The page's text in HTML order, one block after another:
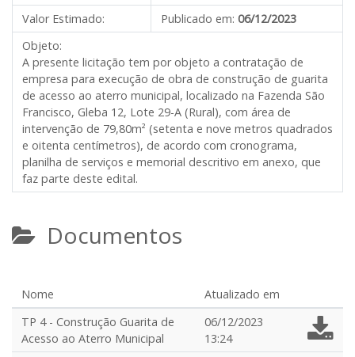
Valor Estimado: Publicado em: 06/12/2023
Objeto:
A presente licitação tem por objeto a contratação de
empresa para execução de obra de construção de guarita
de acesso ao aterro municipal, localizado na Fazenda São
Francisco, Gleba 12, Lote 29-A (Rural), com área de
intervenção de 79,80m² (setenta e nove metros quadrados
e oitenta centímetros), de acordo com cronograma,
planilha de serviços e memorial descritivo em anexo, que
faz parte deste edital.
Documentos
Nome
Atualizado em
TP 4 - Construção Guarita de
Acesso ao Aterro Municipal
06/12/2023
13:24